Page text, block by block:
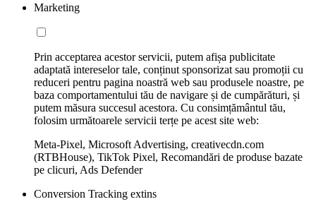
Marketing
Prin acceptarea acestor servicii, putem afișa publicitate
adaptată intereselor tale, conținut sponsorizat sau promoții cu
reduceri pentru pagina noastră web sau produsele noastre, pe
baza comportamentului tău de navigare și de cumpărături, și
putem măsura succesul acestora. Cu consimțământul tău,
folosim următoarele servicii terțe pe acest site web:
Meta-Pixel, Microsoft Advertising, creativecdn.com
(RTBHouse), TikTok Pixel, Recomandări de produse bazate
pe clicuri, Ads Defender
Conversion Tracking extins